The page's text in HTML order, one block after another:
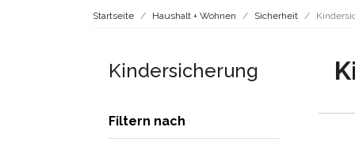
Startseite Haushalt + Wohnen Sicherheit
Kindersicherung
Filtern nach